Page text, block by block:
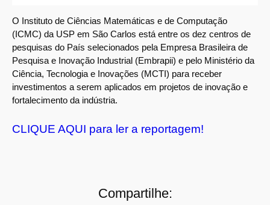
O Instituto de Ciências Matemáticas e de Computação
(ICMC) da USP em São Carlos está entre os dez centros de
pesquisas do País selecionados pela Empresa Brasileira de
Pesquisa e Inovação Industrial (Embrapii) e pelo Ministério da
Ciência, Tecnologia e Inovações (MCTI) para receber
investimentos a serem aplicados em projetos de inovação e
fortalecimento da indústria.
CLIQUE AQUI para ler a reportagem!
Compartilhe: